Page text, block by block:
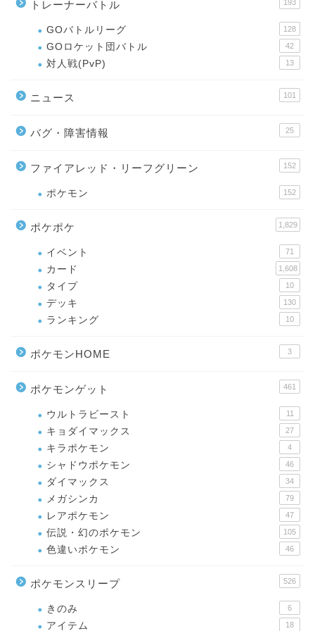
トレーナーバトル 193
GOバトルリーグ 128
GOロケット団バトル 42
対人戦(PvP) 13
ニュース 101
バグ・障害情報 25
ファイアレッド・リーフグリーン 152
ポケモン 152
ポケポケ 1,829
イベント 71
カード 1,608
タイプ 10
デッキ 130
ランキング 10
ポケモンHOME 3
ポケモンゲット 461
ウルトラビースト 11
キョダイマックス 27
キラポケモン 4
シャドウポケモン 46
ダイマックス 34
メガシンカ 79
レアポケモン 47
伝説・幻のポケモン 105
色違いポケモン 46
ポケモンスリープ 526
きのみ 6
アイテム 18